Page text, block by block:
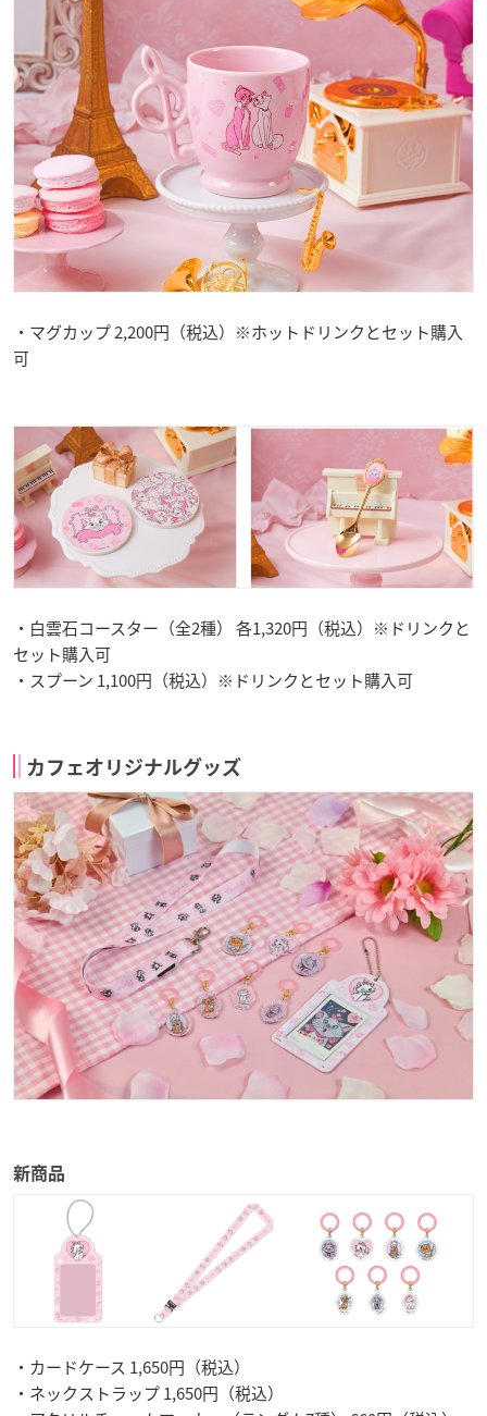
・マグカップ 2,200円（税込）※ホットドリンクとセット購入
可
・白雲石コースター（全2種） 各1,320円（税込）※ドリンクと
セット購入可
・スプーン 1,100円（税込）※ドリンクとセット購入可
カフェオリジナルグッズ
新商品
・カードケース 1,650円（税込）
・ネックストラップ 1,650円（税込）